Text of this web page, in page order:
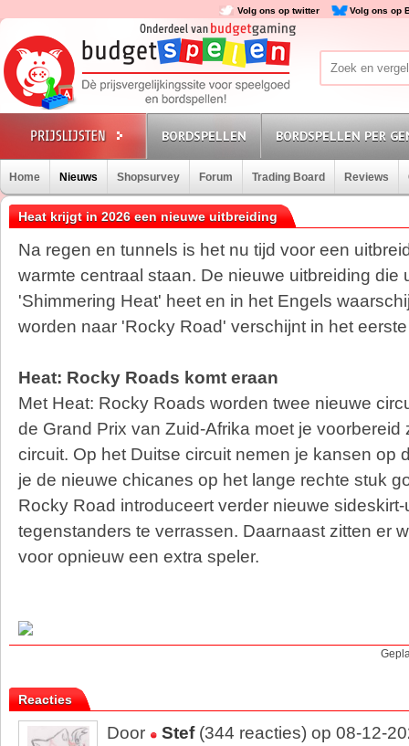
Volg ons op twitter Volg ons op
BORDSPELLEN BORDSPELLEN PER
Home Nieuws Shopsurvey Forum Trading Board Reviews
Heat krijgt in 2026 een nieuwe uitbreiding
Na regen en tunnels is het nu tijd voor een
warmte centraal staan. De nieuwe uitbreiding die
'Shimmering Heat' heet en in het Engels
worden naar 'Rocky Road' verschijnt in het
Heat: Rocky Roads komt eraan
Met Heat: Rocky Roads worden twee nieuwe
de Grand Prix van Zuid-Afrika moet je voorbereid
circuit. Op het Duitse circuit nemen je kansen op
je de nieuwe chicanes op het lange rechte stuk
Rocky Road introduceert verder nieuwe
tegenstanders te verrassen. Daarnaast zitten er
voor opnieuw een extra speler.
Reacties
Door Stef(344 reacties) op 08-12-